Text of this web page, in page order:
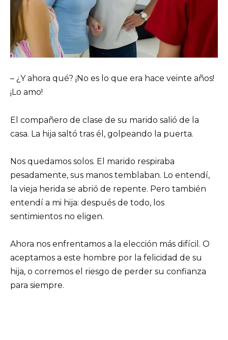
– ¿Y ahora qué? ¡No es lo que era hace veinte años!
¡Lo amo!
El compañero de clase de su marido salió de la
casa. La hija saltó tras él, golpeando la puerta.
Nos quedamos solos. El marido respiraba
pesadamente, sus manos temblaban. Lo entendí,
la vieja herida se abrió de repente. Pero también
entendí a mi hija: después de todo, los
sentimientos no eligen.
Ahora nos enfrentamos a la elección más difícil. O
aceptamos a este hombre por la felicidad de su
hija, o corremos el riesgo de perder su confianza
para siempre.